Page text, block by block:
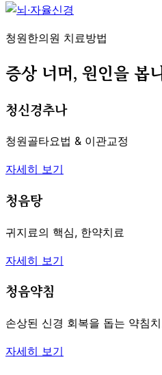
청원한의원 치료방법
증상 너머, 원인을 봅
청신경추나
청원골타요법 & 이관교정
자세히 보기
청음탕
귀지료의 핵심, 한약치료
자세히 보기
청음약침
손상된 신경 회복을 돕는 약침
자세히 보기